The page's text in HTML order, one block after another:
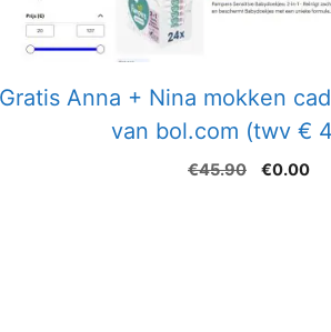
Gratis Anna + Nina mokken
van bol.com (twv €
€45.90 €0.00